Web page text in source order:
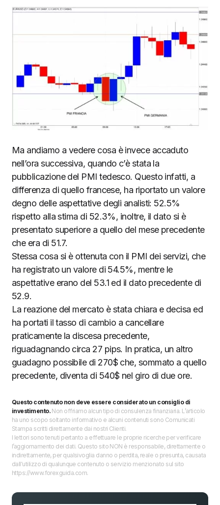
Ma andiamo a vedere cosa è invece accaduto
nell’ora successiva, quando c’è stata la
pubblicazione del PMI tedesco. Questo infatti, a
differenza di quello francese, ha riportato un valore
degno delle aspettative degli analisti: 52.5%
rispetto alla stima di 52.3%, inoltre, il dato si è
presentato superiore a quello del mese precedente
che era di 51.7.
Stessa cosa si è ottenuta con il PMI dei servizi, che
ha registrato un valore di 54.5%, mentre le
aspettative erano del 53.1 ed il dato precedente di
52.9.
La reazione del mercato è stata chiara e decisa ed
ha portati il tasso di cambio a cancellare
praticamente la discesa precedente,
riguadagnando circa 27 pips. In pratica, un altro
guadagno possibile di 270$ che, sommato a quello
precedente, diventa di 540$ nel giro di due ore.
Questo contenuto non deve essere considerato un consiglio di
investimento.Non offriamo alcun tipo di consulenza finanziaria. L’articolo
ha uno scopo soltanto informativo e alcuni contenuti sono Comunicati
Stampa scritti direttamente dai nostri Clienti.
I lettori sono tenuti pertanto a effettuare le proprie ricerche per verificare
l’aggiornamento dei dati. Questo sito NON è responsabile, direttamente o
indirettamente, per qualsivoglia danno o perdita, reale o presunta, causata
dall'utilizzo di qualunque contenuto o servizio menzionato sul sito
https://www.forexguida.com.